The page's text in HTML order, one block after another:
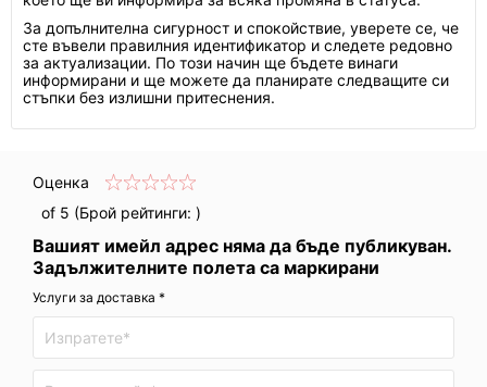
За допълнителна сигурност и спокойствие, уверете се, че
сте въвели правилния идентификатор и следете редовно
за актуализации. По този начин ще бъдете винаги
информирани и ще можете да планирате следващите си
стъпки без излишни притеснения.
Оценка
of 5 (Брой рейтинги: )
Вашият имейл адрес няма да бъде публикуван.
Задължителните полета са маркирани
Услуги за доставка *